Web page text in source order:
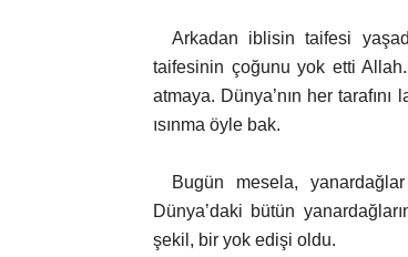
Arkadan iblisin taifesi
taifesinin çoğunu yok etti
atmaya. Dünya’nın her
ısınma öyle bak.
Bugün mesela,
Dünya’daki bütün
şekil, bir yok edişi